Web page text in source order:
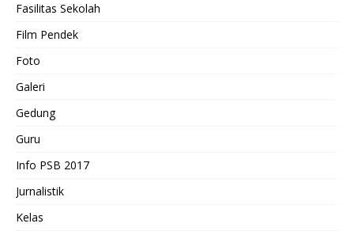
Fasilitas Sekolah
Film Pendek
Foto
Galeri
Gedung
Guru
Info PSB 2017
Jurnalistik
Kelas